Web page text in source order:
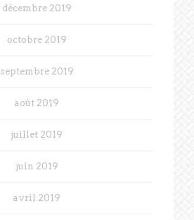
décembre 2019
octobre 2019
septembre 2019
août 2019
juillet 2019
juin 2019
avril 2019